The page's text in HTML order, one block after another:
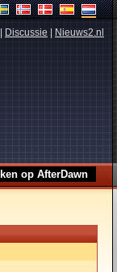
Discussie Nieuws2.nl